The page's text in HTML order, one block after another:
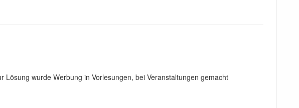
wurde Werbung in Vorlesungen, bei Veranstaltungen gemacht